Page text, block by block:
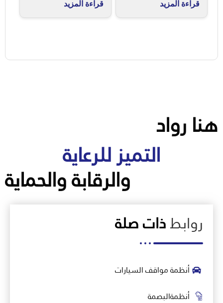
قراءة المزيد قراءة المزيد
هنا رواد
التميز للرعاية
والرقابة والحماية
روابطذات صلة
أنظمة مواقف السيارات
أنظمةالبصمة